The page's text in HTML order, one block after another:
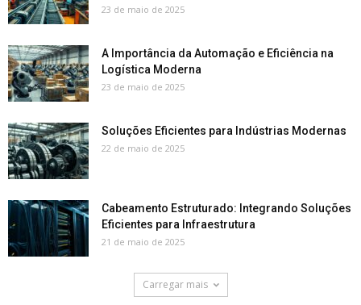
23 de maio de 2025
A Importância da Automação e Eficiência na
Logística Moderna
23 de maio de 2025
Soluções Eficientes para Indústrias Modernas
22 de maio de 2025
Cabeamento Estruturado: Integrando Soluções
Eficientes para Infraestrutura
21 de maio de 2025
Carregar mais